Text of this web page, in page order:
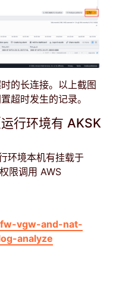
的长连接。以上截图
超时发生的记录。
行环境有 AKSK
环境本机有挂载于
限调用 AWS
vgw-and-nat-
analyze